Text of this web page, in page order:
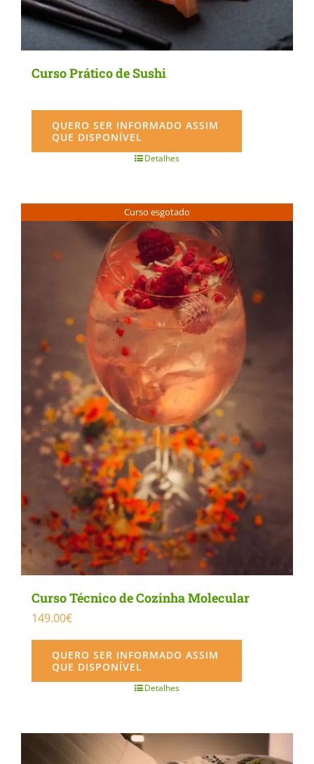
Curso Prático de Sushi
QUERO SER INFORMADO ASSIM
QUE DISPONÍVEL
Detalhes
Curso esgotado
Curso Técnico de Cozinha Molecular
149.00€
QUERO SER INFORMADO ASSIM
QUE DISPONÍVEL
Detalhes